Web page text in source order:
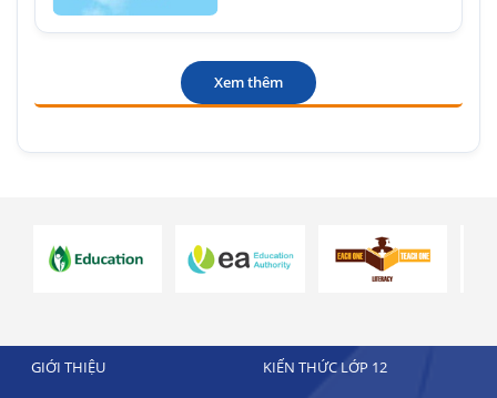
Xem thêm
GIỚI THIỆU KIẾN THỨC LỚP 12